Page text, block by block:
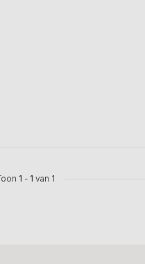
1 - 1 van 1